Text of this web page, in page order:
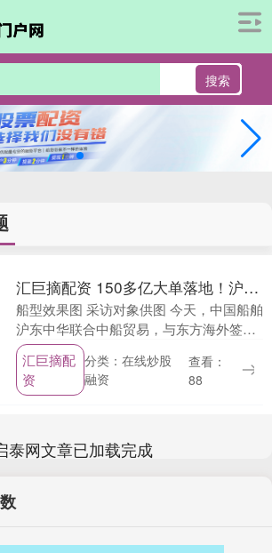
搜索
汇巨摘配资 150多亿大单落地！沪东中华签约12艘LNG双燃料集装箱船
船型效果图 采访对象供图 今天，中国船舶
沪东中华联合中船贸易，与东方海外签订
12艘13600TEU LNG双燃料集装箱船建造
合同，项目总金额超150亿元。此次批....
汇巨摘配
资
分类：在线炒股
融资
查看：
88
泰网文章已加载完成